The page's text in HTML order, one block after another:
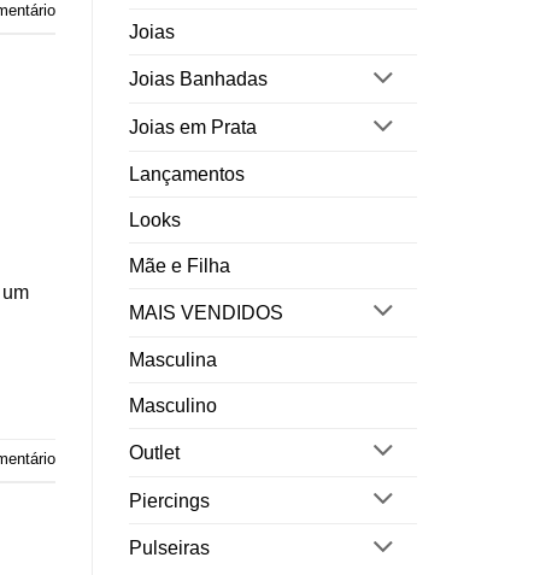
Joias
Joias Banhadas
Joias em Prata
Lançamentos
Looks
Mãe e Filha
MAIS VENDIDOS
Masculina
Masculino
Outlet
Piercings
Pulseiras